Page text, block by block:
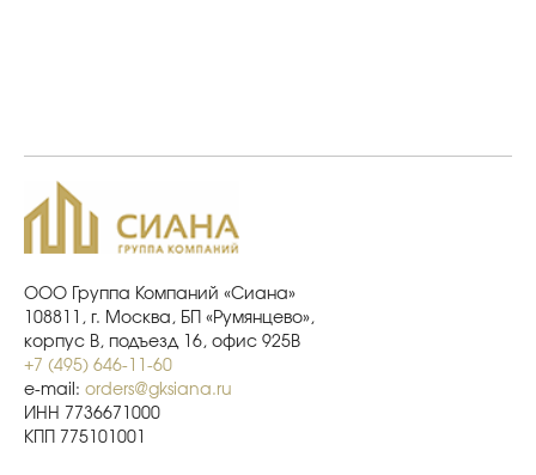
ООО Группа Компаний «Сиана»
108811, г. Москва, БП «Румянцево»,
корпус В, подъезд 16, офис 925В
+7 (495) 646-11-60
e-mail: orders@gksiana.ru
ИНН 7736671000
КПП 775101001